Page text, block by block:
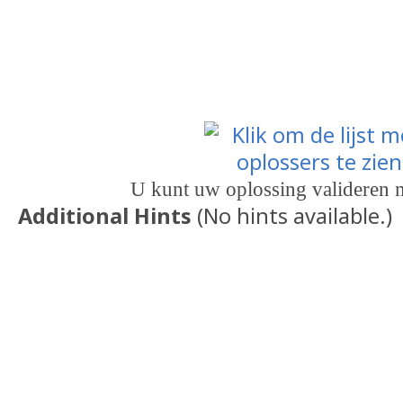
U kunt uw oplossing valideren
Additional Hints (No hints available.)